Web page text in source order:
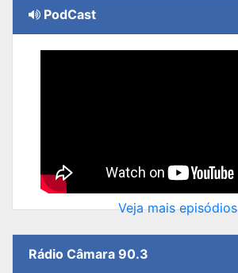
PodCast
Veja mais episódios
Rádio Câmara 90.3